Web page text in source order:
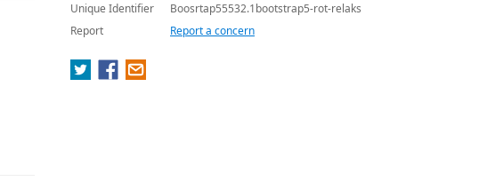
Unique Identifier
Boosrtap55532.1bootstrap5-rot-relaks
Report
Report a concern